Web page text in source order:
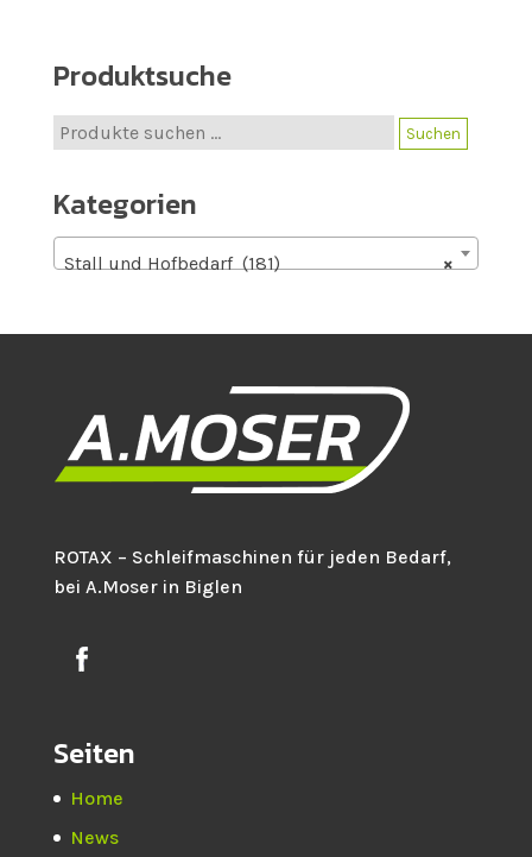
Produktsuche
Suche
nach:
Suchen
Kategorien
×
Stall und Hofbedarf (181)
ROTAX – Schleifmaschinen für jeden Bedarf,
bei A.Moser in Biglen
Seiten
Home
News